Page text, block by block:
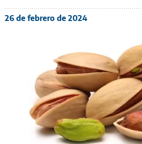
26 de febrero de 2024